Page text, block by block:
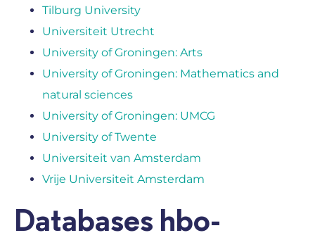
Tilburg University
Universiteit Utrecht
University of Groningen: Arts
University of Groningen: Mathematics and
natural sciences
University of Groningen: UMCG
University of Twente
Universiteit van Amsterdam
Vrije Universiteit Amsterdam
Databases hbo-